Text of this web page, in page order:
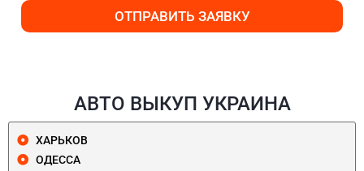
ОТПРАВИТЬ ЗАЯВКУ
АВТО ВЫКУП УКРАИНА
ХАРЬКОВ
ОДЕССА